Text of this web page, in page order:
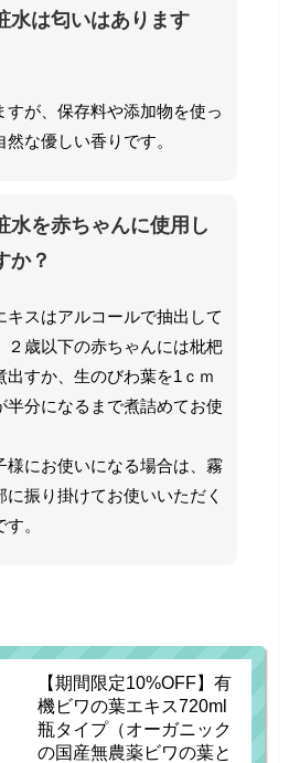
水は匂いはあります
すが、保存料や添加物を使っ
な優しい香りです。
水を赤ちゃんに使用し
か？
キスはアルコールで抽出して
２歳以下の赤ちゃんには枇杷
出すか、生のびわ葉を1ｃｍ
半分になるまで煮詰めてお使
様にお使いになる場合は、霧
に振り掛けてお使いいただく
。
【期間限定10%OFF】有
機ビワの葉エキス720ml
瓶タイプ（オーガニック
の国産無農薬ビワの葉と